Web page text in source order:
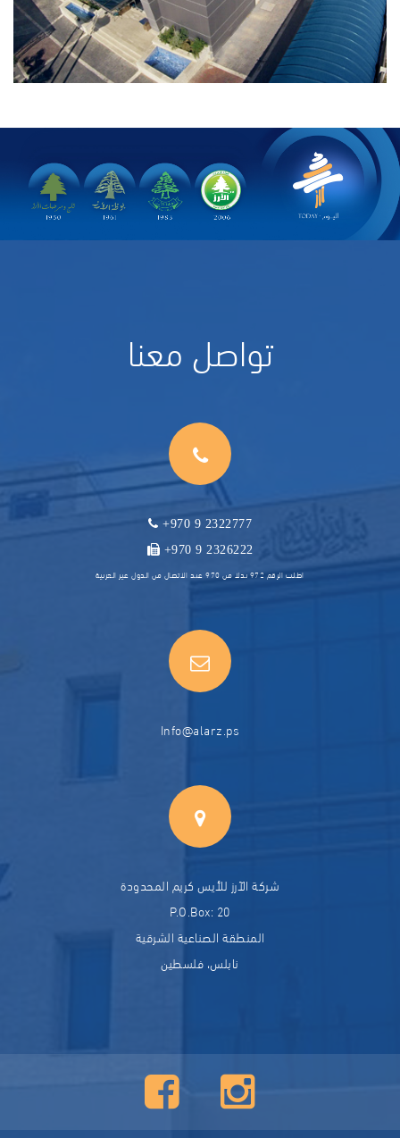
تواصل معنا
+970 9 2322777
+970 9 2326222
اطلب الرقم 972 بدلا من 970 عند الاتصال من الدول غير العربية
Info@alarz.ps
شركة الآرز للأيس كريم المحدودة
P.O.Box: 20
المنطقة الصناعية الشرقية
نابلس، فلسطين